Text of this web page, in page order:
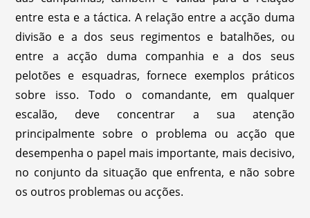
entre esta e a táctica. A relação entre a acção duma
divisão e a dos seus regimentos e batalhões, ou
entre a acção duma companhia e a dos seus
pelotões e esquadras, fornece exemplos práticos
sobre isso. Todo o comandante, em qualquer
escalão, deve concentrar a sua atenção
principalmente sobre o problema ou acção que
desempenha o papel mais importante, mais decisivo,
no conjunto da situação que enfrenta, e não sobre
os outros problemas ou acções.